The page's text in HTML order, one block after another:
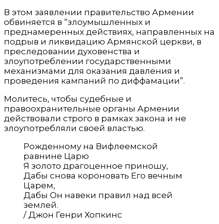
В этом заявлении правительство Армении
обвиняется в “злоумышленных и
преднамеренных действиях, направленных на
подрыв и ликвидацию Армянской церкви, в
преследовании духовенства и
злоупотреблении государственными
механизмами для оказания давления и
проведения кампаний по диффамации”.
Молитесь, чтобы судебные и
правоохранительные органы Армении
действовали строго в рамках закона и не
злоупотребляли своей властью.
Рожденному на Вифлеемской
равнине Царю
Я золото драгоценное приношу,
Дабы снова короновать Его вечным
Царем,
Дабы Он навеки правил над всей
землей.
/ Джон Генри Хопкинс